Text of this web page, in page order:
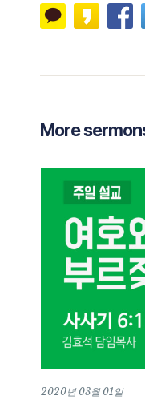
More
2020년 03월 01일